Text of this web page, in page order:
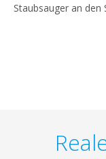
Staubsauger an den